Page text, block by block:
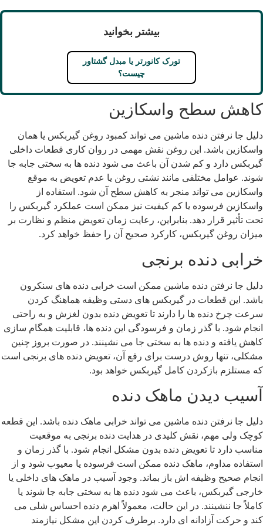
بیشتر بخوانید
تورک کانورتر یا مبدل گشتاور
چیست؟
سطح واسکازین
جا نرفتن دنده ماشین می تواند کمبود روغن گیربکس یا همان
باشد. این روغن نقش مهمی در روان کاری قطعات داخلی
دارد و کم شدن آن باعث می شود دنده ها به سختی جابه جا
عوامل مختلفی مانند نشتی روغن یا عدم تعویض به موقع
می تواند منجر به کاهش سطح آن شود. استفاده از
فرسوده یا کم کیفیت نیز ممکن است عملکرد گیربکس را
تأثیر قرار دهد. بنابراین، رعایت زمان تعویض منظم و نظارت بر
روغن گیربکس، کارکرد صحیح آن را حفظ خواهد کرد.
دنده برنجی
جا نرفتن دنده ماشین ممکن است خرابی دنده های سنکرون
این قطعات در گیربکس های دستی وظیفه هماهنگ کردن
چرخ دنده ها را دارند تا تعویض دنده بدون لغزش و به راحتی
شود. با گذر زمان و فرسودگی این دنده ها، قابلیت همگام سازی
یافته و دنده ها به سختی جا می نشینند. در صورت بروز چنین
تنها روش درست برای رفع آن، تعویض دنده های برنجی است
مستلزم بازکردن کامل گیربکس خواهد بود.
دیدن ماهک دنده
جا نرفتن دنده ماشین می تواند خرابی ماهک دنده باشد. این قطعه
ولی مهم، نقش کلیدی در هدایت دنده برنجی به موقعیت
دارد تا تعویض دنده بدون مشکل انجام شود. با گذر زمان و
مداوم، ماهک دنده ممکن است فرسوده یا معیوب شود و از
صحیح وظیفه اش باز بماند. وجود آسیب در ماهک های داخلی یا
گیربکس، باعث می شود دنده ها به سختی جابه جا شوند یا
جا ننشینند. در این حالت، معمولاً اهرم دنده احساس شلی می
و حرکت آزادانه ای دارد. برطرف کردن این مشکل نیازمند